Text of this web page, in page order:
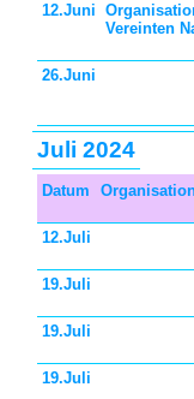
12.Juni
Vereinten
26.Juni
Juli 2024
Datum
12.Juli
19.Juli
19.Juli
19.Juli